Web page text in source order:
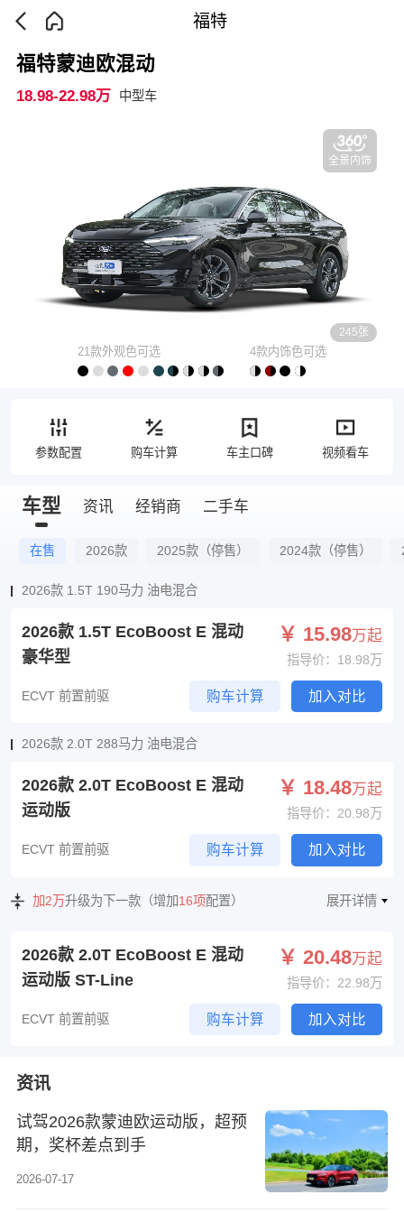
福特
全景内饰
245张
福特蒙迪欧混动
18.98-22.98万 中型车
21款外观色可选 4款内饰色可选
参数配置 购车计算 车主口碑 视频看车
车型 资讯 经销商 二手车
在售 2026款 2025款（停售） 2024款（停售）
2026款 1.5T 190马力 油电混合
2026款 1.5T EcoBoost E 混动
豪华型
￥ 15.98万起
指导价：18.98万
ECVT 前置前驱 购车计算 加入对比
2026款 2.0T 288马力 油电混合
2026款 2.0T EcoBoost E 混动
运动版
￥ 18.48万起
指导价：20.98万
ECVT 前置前驱 购车计算 加入对比
加2万升级为下一款（增加16项配置） 展开详情
2026款 2.0T EcoBoost E 混动
运动版 ST-Line
￥ 20.48万起
指导价：22.98万
ECVT 前置前驱 购车计算 加入对比
资讯
试驾2026款蒙迪欧运动版，超预
期，奖杯差点到手
2026-07-17